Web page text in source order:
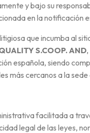
y bajo su
en la notificación
que incumba al
S.COOP. AND
española, siendo
más cercanos a la
facilitada a
legal de las leyes,